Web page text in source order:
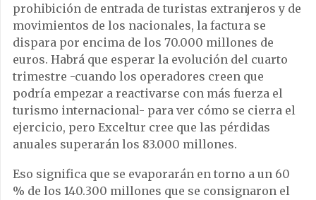
prohibición de entrada de turistas extranjeros y de
movimientos de los nacionales, la factura se
dispara por encima de los 70.000 millones de
euros. Habrá que esperar la evolución del cuarto
trimestre -cuando los operadores creen que
podría empezar a reactivarse con más fuerza el
turismo internacional- para ver cómo se cierra el
ejercicio, pero Exceltur cree que las pérdidas
anuales superarán los 83.000 millones.
Eso significa que se evaporarán en torno a un 60
% de los 140.300 millones que se consignaron el